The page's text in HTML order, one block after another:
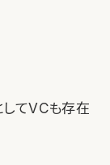
てVCも存在